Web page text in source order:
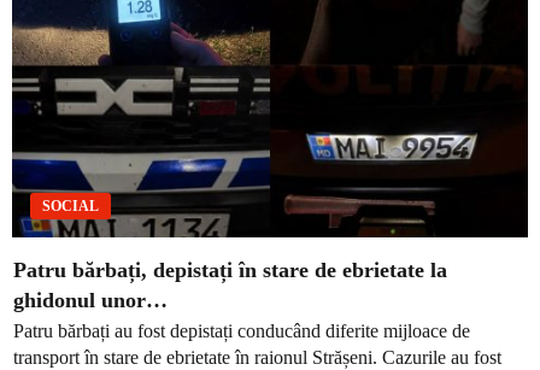
SOCIAL
Patru bărbați, depistați în stare de ebrietate la
ghidonul unor…
Patru bărbați au fost depistați conducând diferite mijloace de
transport în stare de ebrietate în raionul Strășeni. Cazurile au fost